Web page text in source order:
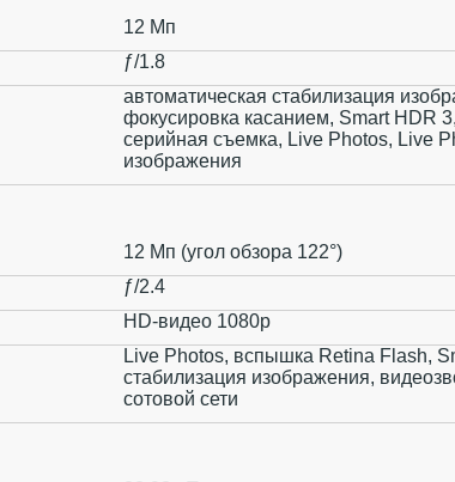
12 Мп
ƒ/1.8
автоматическая стабилизация
фокусировка касанием, Smart HDR
серийная съемка, Live Photos, Live
изображения
12 Мп (угол обзора 122°)
ƒ/2.4
HD-видео 1080p
Live Photos, вспышка Retina Flash,
стабилизация изображения,
сотовой сети